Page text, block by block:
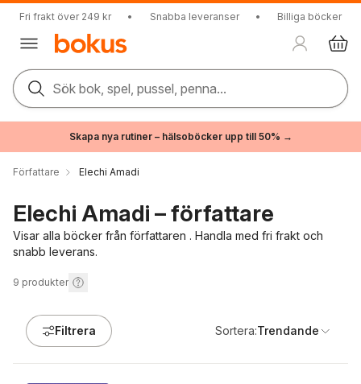
Fri frakt över 249 kr • Snabba leveranser • Billiga böcker
Sök bok, spel, pussel, penna...
Skapa nya rutiner – hälsoböcker upp till 50% →
Författare Elechi Amadi
Elechi Amadi – författare
Visar alla böcker från författaren . Handla med fri frakt och
snabb leverans.
9 produkter
Filtrera Sortera:Trendande